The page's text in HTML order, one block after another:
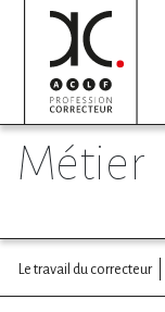
métier
Le travail du correcteur